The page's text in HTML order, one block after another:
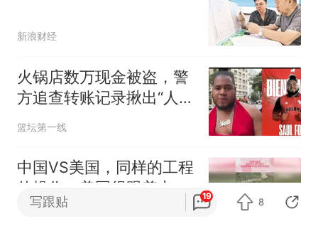
新浪财经
火锅店数万现金被盗，警
方追查转账记录揪出“人赃
分离”内贼
篮坛第一线
中国VS美国，同样的工程
的操作，美国得跟着中国
的屁股后面追
写跟贴 19
8